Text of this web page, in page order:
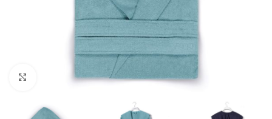
Click to enlarge